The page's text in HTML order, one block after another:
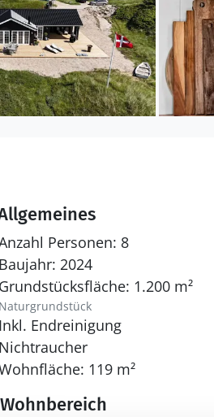
kann als besonders
Værmlandvej und
führt ein Pfad durch die
etwas mehr als 50 Meter zu
mit den Kindern
hinuntergehen. Vom
im nächsten Put & Take-
sind das naheliegende
daran, dass du bei uns von
ausleihen kannst. Du
wieder zurückgeben.
Personen: 8
Baujahr: 2024
Grundstücksfläche: 1.200 m²
Naturgrundstück
Inkl. Endreinigung
Nichtraucher
119 m²